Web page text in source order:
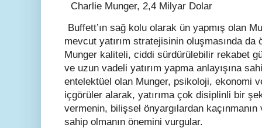
Charlie Munger, 2,4 Milyar Dolar
Buffett’ın sağ kolu olarak ün yapmış olan
mevcut yatırım stratejisinin oluşmasında
Munger kaliteli, ciddi sürdürülebilir rekabet
ve uzun vadeli yatırım yapma anlayışına
entelektüel olan Munger, psikoloji, ekonomi
içgörüler alarak, yatırıma çok disiplinli bir
vermenin, bilişsel önyargılardan
sahip olmanın önemini vurgular.